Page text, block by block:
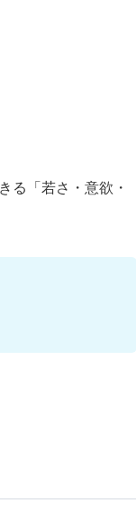
る「若さ・意欲・